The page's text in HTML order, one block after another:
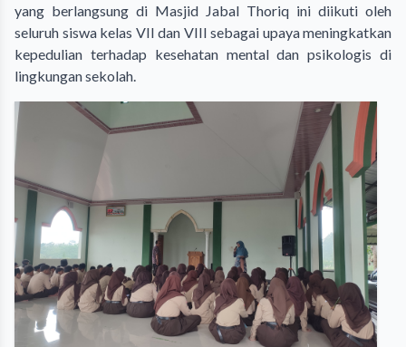
yang berlangsung di Masjid Jabal Thoriq ini diikuti oleh
seluruh siswa kelas VII dan VIII sebagai upaya meningkatkan
kepedulian terhadap kesehatan mental dan psikologis di
lingkungan sekolah.